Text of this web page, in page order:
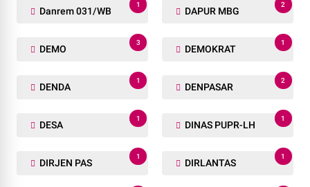
Danrem 031/WB
1
DAPUR MBG
2
DEMO
3
DEMOKRAT
1
DENDA
1
DENPASAR
2
DESA
1
DINAS PUPR-LH
1
DIRJEN PAS
1
DIRLANTAS
1